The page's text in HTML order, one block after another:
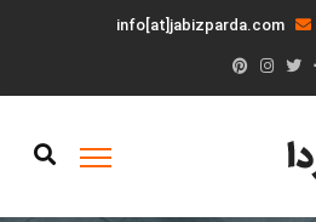
info[at]jabizparda.com